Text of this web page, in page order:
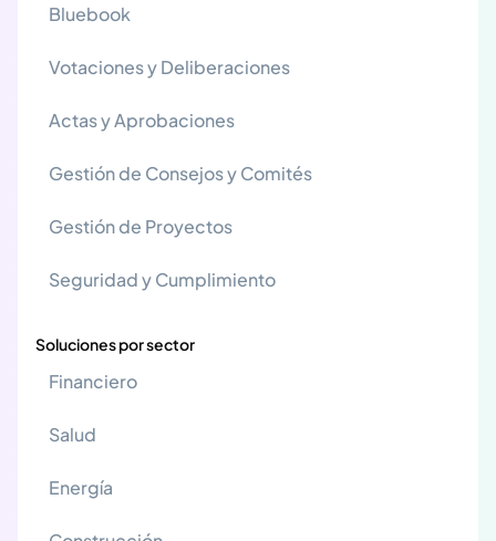
Bluebook
Votaciones y Deliberaciones
Actas y Aprobaciones
Gestión de Consejos y Comités
Gestión de Proyectos
Seguridad y Cumplimiento
Soluciones por sector
Financiero
Salud
Energía